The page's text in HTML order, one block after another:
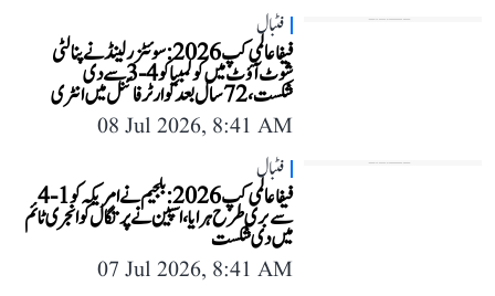
فٹبال
فیفا عالمی کپ 2026: سوئٹزرلینڈ نے پنالٹی
شوٹ آؤٹ میں کولمبیا کو 4-3 سے دی
شکست، 72 سال بعد کوارٹر فائنل میں انٹری
08 Jul 2026, 8:41 AM
فٹبال
فیفا عالمی کپ 2026: بلجیم نے امریکہ کو 1-4
سے بری طرح ہرایا، اسپین نے پرتگال کو انجری ٹائم
میں دی شکست
07 Jul 2026, 8:41 AM